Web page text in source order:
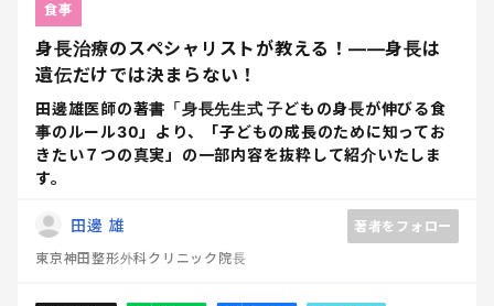
身長治療のスペシャリストが教える！――身長は
遺伝だけでは決まらない！
田邊雄医師の著書「身長先生式 子どもの身長が伸びる食
事のルール30」より、「子どもの成長のために知ってお
きたい７つの真実」の一部内容を抜粋して紹介いたしま
す。
食事
田邊 雄
著者をフォロー
東京神田整形外科クリニック院長